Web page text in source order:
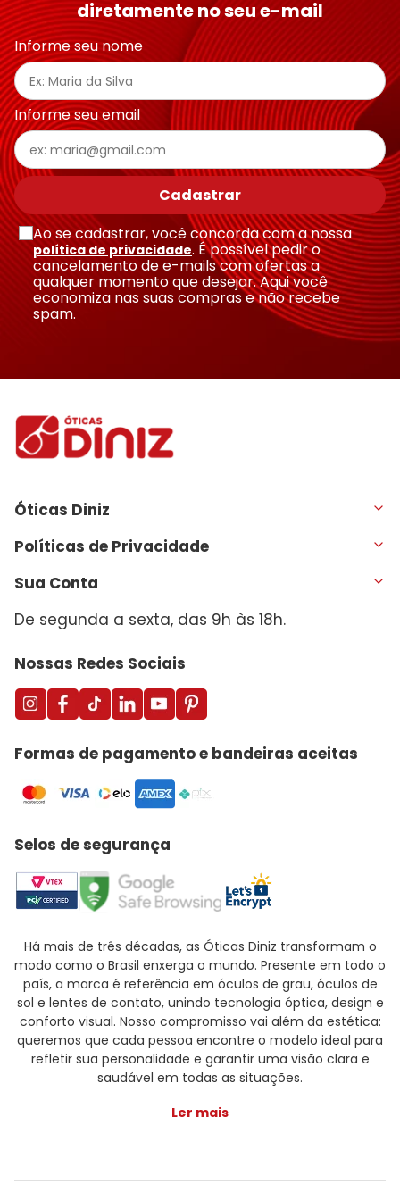
Endereço de email
Escreva uma avaliação
Enviar avaliação
diretamente no seu e-mail
Informe seu nome
Informe seu email
Cadastrar
Ao se cadastrar, você concorda com a nossa
política de privacidade. É possível pedir o
cancelamento de e-mails com ofertas a
qualquer momento que desejar. Aqui você
economiza nas suas compras e não recebe
spam.
Óticas Diniz
Políticas de Privacidade
Sua Conta
De segunda a sexta, das 9h às 18h.
Nossas Redes Sociais
Formas de pagamento e bandeiras aceitas
Selos de segurança
Há mais de três décadas, as Óticas Diniz transformam o
modo como o Brasil enxerga o mundo. Presente em todo o
país, a marca é referência em óculos de grau, óculos de
sol e lentes de contato, unindo tecnologia óptica, design e
conforto visual. Nosso compromisso vai além da estética:
queremos que cada pessoa encontre o modelo ideal para
refletir sua personalidade e garantir uma visão clara e
saudável em todas as situações.
Ler mais